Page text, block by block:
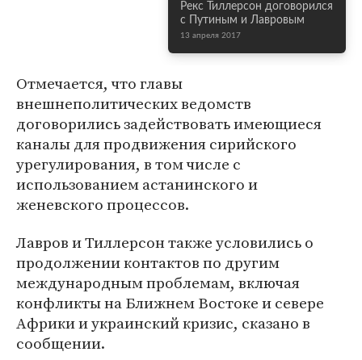
Рекс Тиллерсон договорился
с Путиным и Лавровым
13 апреля 2017
Отмечается, что главы
внешнеполитических ведомств
договорились задействовать имеющиеся
каналы для продвижения сирийского
урегулирования, в том числе с
использованием астанинского и
женевского процессов.
Лавров и Тиллерсон также условились о
продолжении контактов по другим
международным проблемам, включая
конфликты на Ближнем Востоке и севере
Африки и украинский кризис, сказано в
сообщении.